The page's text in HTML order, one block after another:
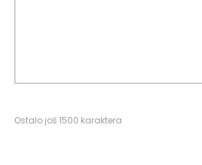
Ostalo još1500 karaktera